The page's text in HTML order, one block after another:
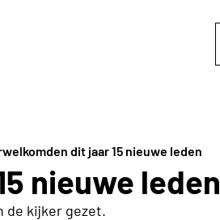
dit jaar 15 nieuwe leden
nieuwe leden
de kijker gezet.